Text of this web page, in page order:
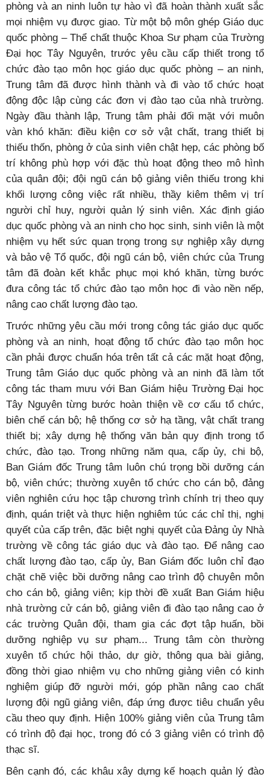
phòng và an ninh luôn tự hào vì đã hoàn thành xuất sắc
mọi nhiệm vụ được giao. Từ một bộ môn ghép Giáo dục
quốc phòng – Thể chất thuộc Khoa Sư phạm của Trường
Đại học Tây Nguyên, trước yêu cầu cấp thiết trong tổ
chức đào tạo môn học giáo dục quốc phòng – an ninh,
Trung tâm đã được hình thành và đi vào tổ chức hoạt
động độc lập cùng các đơn vị đào tạo của nhà trường.
Ngày đầu thành lập, Trung tâm phải đối mặt với muôn
vàn khó khăn: điều kiện cơ sở vật chất, trang thiết bị
thiếu thốn, phòng ở của sinh viên chật hẹp, các phòng bố
trí không phù hợp với đặc thù hoạt động theo mô hình
của quân đội; đội ngũ cán bộ giảng viên thiếu trong khi
khối lượng công việc rất nhiều, thầy kiêm thêm vị trí
người chỉ huy, người quản lý sinh viên. Xác định giáo
dục quốc phòng và an ninh cho học sinh, sinh viên là một
nhiệm vụ hết sức quan trọng trong sự nghiệp xây dựng
và bảo vệ Tổ quốc, đội ngũ cán bộ, viên chức của Trung
tâm đã đoàn kết khắc phục mọi khó khăn, từng bước
đưa công tác tổ chức đào tạo môn học đi vào nền nếp,
nâng cao chất lượng đào tạo.
Trước những yêu cầu mới trong công tác giáo dục quốc
phòng và an ninh, hoạt động tổ chức đào tạo môn học
cần phải được chuẩn hóa trên tất cả các mặt hoạt động,
Trung tâm Giáo dục quốc phòng và an ninh đã làm tốt
công tác tham mưu với Ban Giám hiệu Trường Đại học
Tây Nguyên từng bước hoàn thiện về cơ cấu tổ chức,
biên chế cán bộ; hệ thống cơ sở hạ tầng, vật chất trang
thiết bị; xây dựng hệ thống văn bản quy định trong tổ
chức, đào tạo. Trong những năm qua, cấp ủy, chi bộ,
Ban Giám đốc Trung tâm luôn chú trọng bồi dưỡng cán
bộ, viên chức; thường xuyên tổ chức cho cán bộ, đảng
viên nghiên cứu học tập chương trình chính trị theo quy
định, quán triệt và thực hiện nghiêm túc các chỉ thị, nghị
quyết của cấp trên, đặc biệt nghị quyết của Đảng ủy Nhà
trường về công tác giáo dục và đào tạo. Để nâng cao
chất lượng đào tạo, cấp ủy, Ban Giám đốc luôn chỉ đạo
chặt chẽ việc bồi dưỡng nâng cao trình độ chuyên môn
cho cán bộ, giảng viên; kịp thời đề xuất Ban Giám hiệu
nhà trường cử cán bộ, giảng viên đi đào tạo nâng cao ở
các trường Quân đội, tham gia các đợt tập huấn, bồi
dưỡng nghiệp vụ sư phạm... Trung tâm còn thường
xuyên tổ chức hội thảo, dự giờ, thông qua bài giảng,
đồng thời giao nhiệm vụ cho những giảng viên có kinh
nghiệm giúp đỡ người mới, góp phần nâng cao chất
lượng đội ngũ giảng viên, đáp ứng được tiêu chuẩn yêu
cầu theo quy định. Hiện 100% giảng viên của Trung tâm
có trình độ đại học, trong đó có 3 giảng viên có trình độ
thạc sĩ.
Bên cạnh đó, các khâu xây dựng kế hoạch quản lý đào